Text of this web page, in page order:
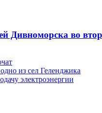
Дивноморска во
из сел Геленджика
электроэнергии